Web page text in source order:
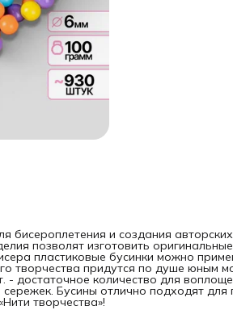
бисероплетения и создания
позволят изготовить
пластиковые бусинки можно
творчества придутся по душе юным
- достаточное количество для
Бусины отлично подходят для
творчества»!